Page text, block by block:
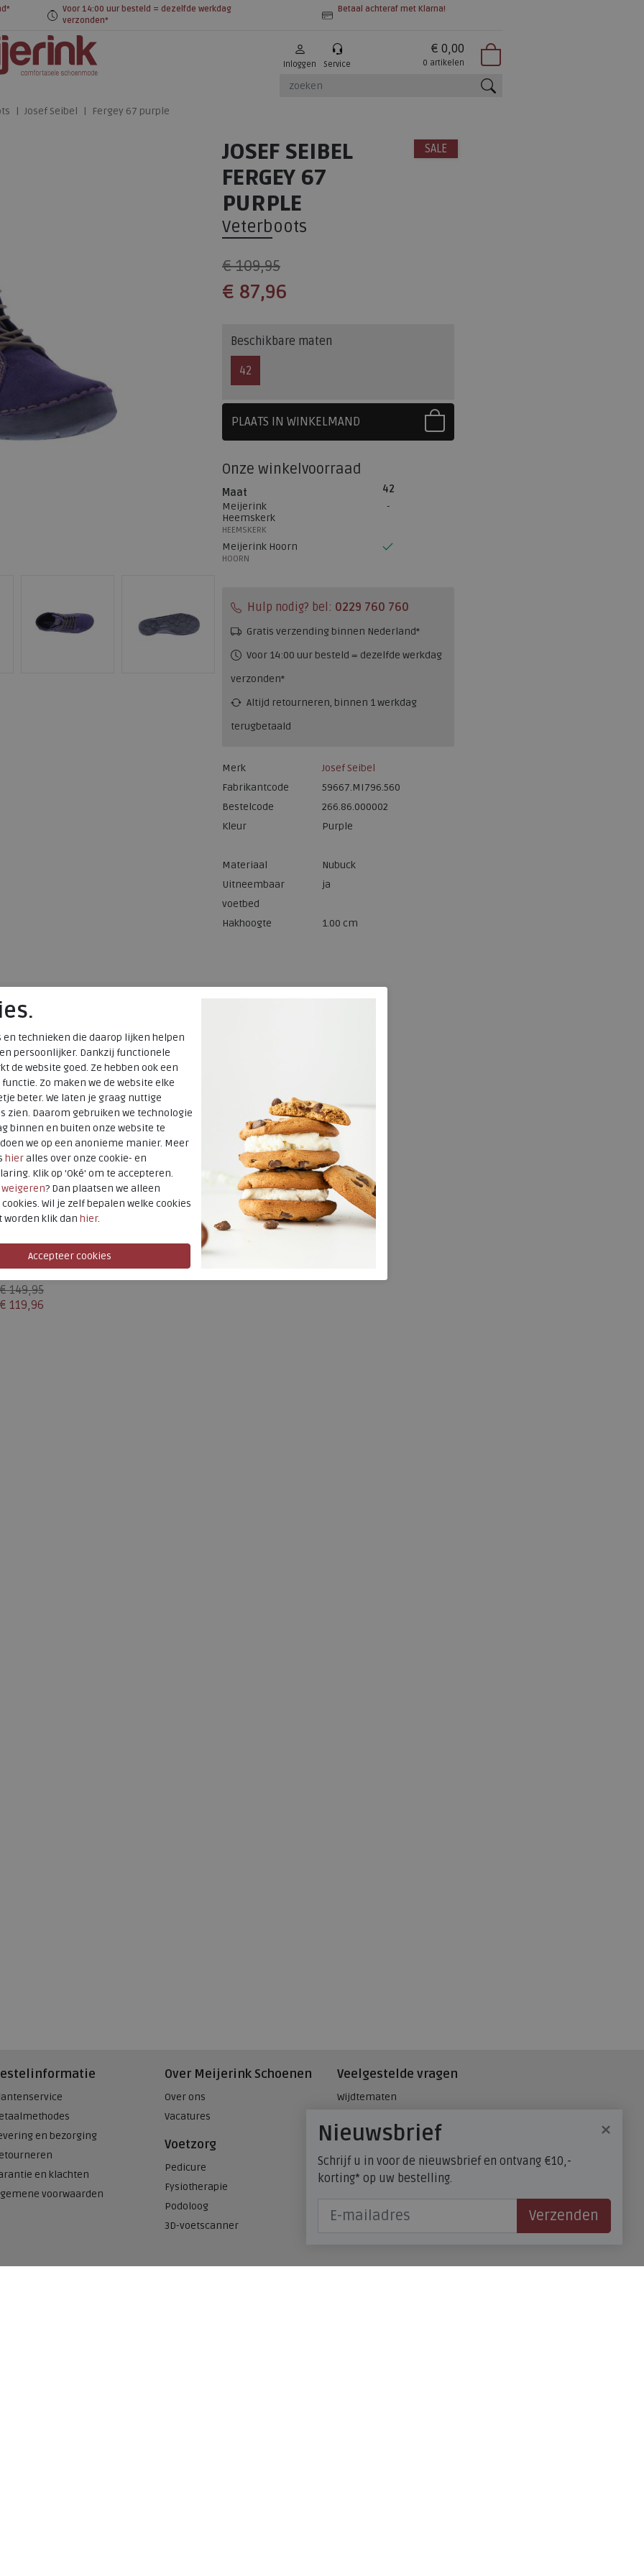
Voor 14:00 uur besteld = dezelfde werkdag
verzonden*
Betaal achteraf met Klarna!
Inloggen Service
€ 0,00
0 artikelen
Josef Seibel Fergey 67 purple
SALE
JOSEF SEIBEL
FERGEY 67
PURPLE
Veterboots
€ 109,95
€ 87,96
Beschikbare maten
42
PLAATS IN WINKELMAND
Onze winkelvoorraad
Maat
42
Meijerink
Heemskerk
HEEMSKERK
Meijerink Hoorn
HOORN
Hulp nodig? bel: 0229 760 760
Gratis verzending binnen Nederland*
Voor 14:00 uur besteld = dezelfde werkdag
verzonden*
Altijd retourneren, binnen 1 werkdag
terugbetaald
Merk
Josef Seibel
Fabrikantcode
59667.MI796.560
Bestelcode
266.86.000002
Kleur
Purple
Materiaal
Nubuck
Uitneembaar
voetbed
ja
Hakhoogte 1.00 cm
Josef Seibel
Elli 01 schwarz
€ 149,95
€ 119,96
en bezorging
en klachten
voorwaarden
Over Meijerink Schoenen
Over ons
Vacatures
Voetzorg
Pedicure
Fysiotherapie
Podoloog
3D-voetscanner
Veelgestelde vragen
Wijdtematen
Maatadvies, wat is mijn
schoenmaat?
FitFlop - maatadvies
×
Nieuwsbrief
Schrijf u in voor de nieuwsbrief en ontvang €10,-
korting* op uw bestelling.
Verzenden
en technieken die daarop lijken helpen
persoonlijker. Dankzij functionele
de website goed. Ze hebben ook een
Zo maken we de website elke
beter. We laten je graag nuttige
zien. Daarom gebruiken we technologie
binnen en buiten onze website te
we op een anonieme manier. Meer
hieralles over onze cookie- en
Klik op 'Oké' om te accepteren.
weigeren? Dan plaatsen we alleen
Wil je zelf bepalen welke cookies
worden klik dan hier.